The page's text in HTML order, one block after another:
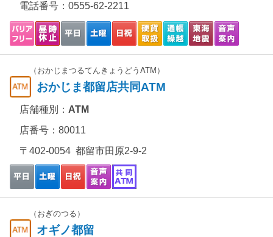
電話番号： 0555-62-2211
（おかじまつるてんきょうどうATM）
おかじま都留店共同ATM
店舗種別： ATM
店番号：80011
〒402-0054 都留市田原2-9-2
（おぎのつる）
オギノ都留